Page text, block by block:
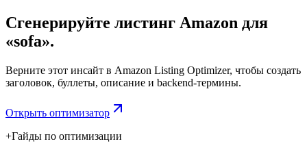
Сгенерируйте листинг Amazon для
«sofa».
Верните этот инсайт в Amazon Listing Optimizer, чтобы создать
заголовок, буллеты, описание и backend-термины.
Открыть оптимизатор
+Гайды по оптимизации